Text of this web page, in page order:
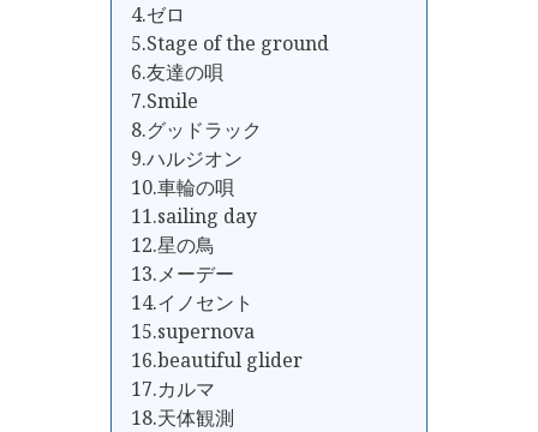
4.ゼロ
5.Stage of the ground
6.友達の唄
7.Smile
8.グッドラック
9.ハルジオン
10.車輪の唄
11.sailing day
12.星の鳥
13.メーデー
14.イノセント
15.supernova
16.beautiful glider
17.カルマ
18.天体観測